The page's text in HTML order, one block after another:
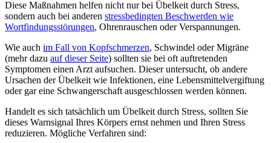
Diese Maßnahmen helfen nicht nur bei Übelkeit durch Stress,
sondern auch bei anderen stressbedingten Beschwerden wie
Wortfindungsstörungen, Ohrenrauschen oder Verspannungen.
Wie auch im Fall von Kopfschmerzen, Schwindel oder Migräne
(mehr dazu auf dieser Seite) sollten sie bei oft auftretenden
Symptomen einen Arzt aufsuchen. Dieser untersucht, ob andere
Ursachen der Übelkeit wie Infektionen, eine Lebensmittelvergiftung
oder gar eine Schwangerschaft ausgeschlossen werden können.
Handelt es sich tatsächlich um Übelkeit durch Stress, sollten Sie
dieses Warnsignal Ihres Körpers ernst nehmen und Ihren Stress
reduzieren. Mögliche Verfahren sind: